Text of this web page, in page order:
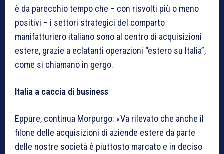
è da parecchio tempo che – con risvolti più o meno
positivi – i settori strategici del comparto
manifatturiero italiano sono al centro di acquisizioni
estere, grazie a eclatanti operazioni “estero su Italia”,
come si chiamano in gergo.
Italia a caccia di business
Eppure, continua Morpurgo: «Va rilevato che anche il
filone delle acquisizioni di aziende estere da parte
delle nostre società è piuttosto marcato e in deciso